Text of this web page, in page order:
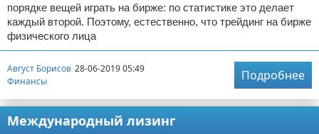
порядке вещей играть на бирже: по статистике это делает
каждый второй. Поэтому, естественно, что трейдинг на бирже
физического лица
Август Борисов 28-06-2019 05:49
Финансы
Подробнее
Международный лизинг